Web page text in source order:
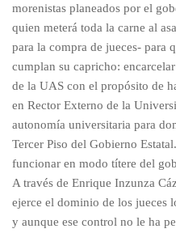
morenistas planeados por el
quien meterá toda la carne al
para la compra de jueces- para
cumplan su capricho:
de la UAS con el propósito de
en Rector Externo de la
autonomía universitaria para
Tercer Piso del Gobierno
funcionar en modo títere del
A través de Enrique Inzunza
ejerce el dominio de los jueces
y aunque ese control no le ha